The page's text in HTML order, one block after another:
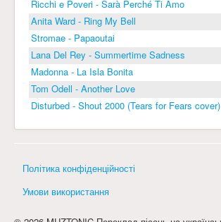
Ricchi e Poveri - Sarà Perché Ti Amo
Anita Ward - Ring My Bell
Stromae - Papaoutai
Lana Del Rey - Summertime Sadness
Madonna - La Isla Bonita
Tom Odell - Another Love
Disturbed - Shout 2000 (Tears for Fears cover)
Політика конфіденційності
Умови використання